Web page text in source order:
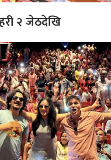
२ जेठदेखि